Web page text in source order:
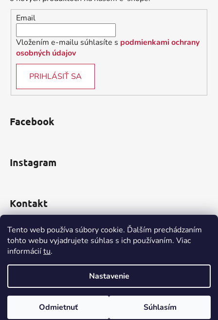
Tento web používa súbory cookie. Ďalším prechádzaním
tohto webu vyjadrujete súhlas s ich používaním. Viac
informáciítu.
Nastavenie
Odmietnuť Súhlasím
v
k
y
v
ý
Email
Vložením e-mailu súhlasíte s podmienkami ochrany
osobných údajov
PRIHLÁSIŤ SA
Facebook
Instagram
Kontakt
obchod@incomp.sk
0910 999 552
Vytvoril Shoptet
Copyright 2026
www.INCOMP.sk. Všetky práva